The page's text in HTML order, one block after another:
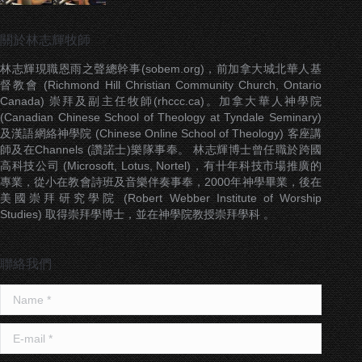
關於林志輝牧師
林志輝現職恩雨之聲總幹事(sobem.org)，前加拿大城北華人基
督教會 (Richmond Hill Christian Community Church, Ontario
Canada) 崇拜及副主任牧師(rhccc.ca)。加拿大華人神學院
(Canadian Chinese School of Theology at Tyndale Seminary)
及漢語網絡神學院 (Chinese Online School of Theology) 客座講
師及在Channels (讚諾士)樂隊事奉。 林志輝博士曾任職於跨國
高科技公司 (Microsoft, Lotus, Nortel)，有卄年科技市場推廣的
專業，從小在教會詩班及音樂伴奏事奉，2000年神學畢業，後在
美國崇拜研究學院 (Robert Webber Institute of Worship
Studies) 取得崇拜學博士，並在神學院教授崇拜學科 。
聯絡我們